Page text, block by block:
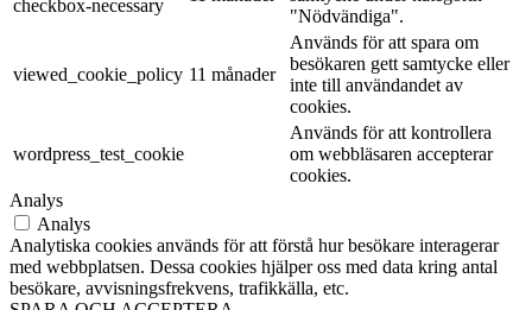
checkbox-necessary
"Nödvändiga".
viewed_cookie_policy 11 månader
Används för att spara om
besökaren gett samtycke eller
inte till användandet av
cookies.
wordpress_test_cookie
Används för att kontrollera
om webbläsaren accepterar
cookies.
Analys
Analys
Analytiska cookies används för att förstå hur besökare interagerar
med webbplatsen. Dessa cookies hjälper oss med data kring antal
besökare, avvisningsfrekvens, trafikkälla, etc.